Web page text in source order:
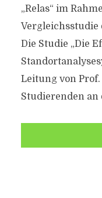
„Relas“ im
Vergleichsstudie
Die Studie „Die
Leitung von
Studierenden an